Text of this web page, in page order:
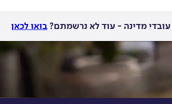
עובדי מדינה - עוד לא נרשמתם?בואו לכאן